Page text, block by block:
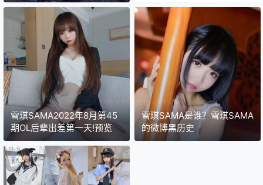
雪琪SAMA2022年8月第45
期OL后辈出差第一天!预览
雪琪SAMA是谁？雪琪SAMA
的微博黑历史